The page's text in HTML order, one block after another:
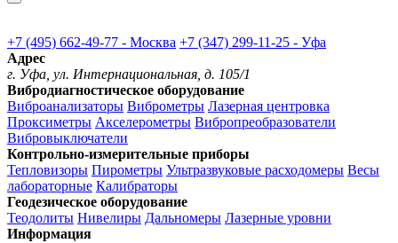
+7 (495) 662-49-77 - Москва +7 (347) 299-11-25 - Уфа
Адрес
г. Уфа, ул. Интернациональная, д. 105/1
Вибродиагностическое оборудование
Виброанализаторы Виброметры Лазерная центровка
Проксиметры Акселерометры Вибропреобразователи
Вибровыключатели
Контрольно-измерительные приборы
Тепловизоры Пирометры Ультразвуковые расходомеры Весы
лабораторные Калибраторы
Геодезическое оборудование
Теодолиты Нивелиры Дальномеры Лазерные уровни
Информация